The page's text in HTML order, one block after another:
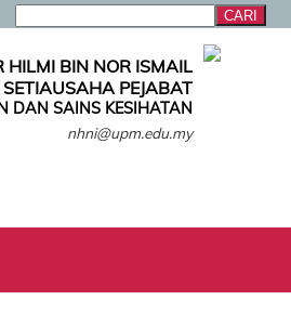
HILMI BIN NOR ISMAIL
SETIAUSAHA PEJABAT
DAN SAINS KESIHATAN
nhni@upm.edu.my